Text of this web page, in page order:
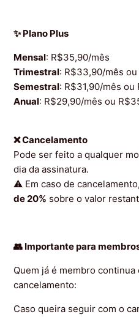
benefícios ?
O que é o Cinemark Club
Como participo?
Como uso os benefícios?
Como devo acumular
Quando cai a minha
✨ Plano Plus
Mensal: R$35,90/mês
Trimestral: R$33,90/mês ou
Semestral: R$31,90/mês ou
Anual: R$29,90/mês ou
❌ Cancelamento
Pode ser feito a qualquer
dia da assinatura.
⚠️ Em caso de
de 20% sobre o valor
👥 Importante para
Quem já é membro
cancelamento:
Caso queira seguir com o